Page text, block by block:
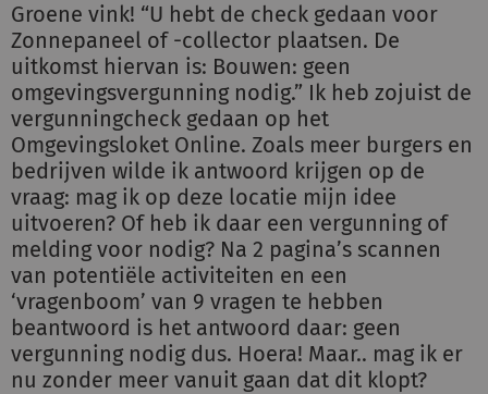
Groene vink! “U hebt de check gedaan voor
Zonnepaneel of -collector plaatsen. De
uitkomst hiervan is: Bouwen: geen
omgevingsvergunning nodig.” Ik heb zojuist de
vergunningcheck gedaan op het
Omgevingsloket Online. Zoals meer burgers en
bedrijven wilde ik antwoord krijgen op de
vraag: mag ik op deze locatie mijn idee
uitvoeren? Of heb ik daar een vergunning of
melding voor nodig? Na 2 pagina’s scannen
van potentiële activiteiten en een
‘vragenboom’ van 9 vragen te hebben
beantwoord is het antwoord daar: geen
vergunning nodig dus. Hoera! Maar.. mag ik er
nu zonder meer vanuit gaan dat dit klopt?